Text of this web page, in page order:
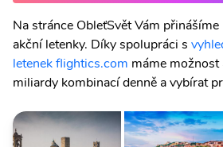
Na stránce ObleťSvět Vám
akční letenky. Díky spolupráci s
letenek flightics.com máme možnost
miliardy kombinací denně a vybírat